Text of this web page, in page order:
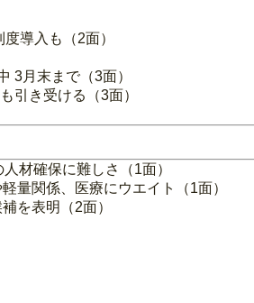
導入も（2面）
3月末まで（3面）
引き受ける（3面）
材確保に難しさ（1面）
量関係、医療にウエイト（1面）
を表明（2面）